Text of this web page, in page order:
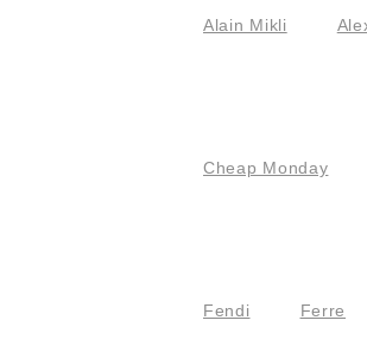
Alain Mikli
Cheap Monday
Fendi Ferre